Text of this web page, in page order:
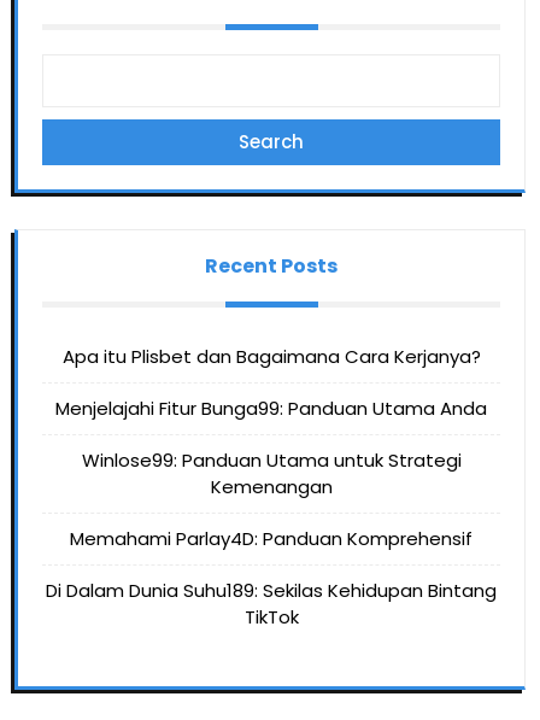
Search
Recent Posts
Apa itu Plisbet dan Bagaimana Cara Kerjanya?
Menjelajahi Fitur Bunga99: Panduan Utama Anda
Winlose99: Panduan Utama untuk Strategi
Kemenangan
Memahami Parlay4D: Panduan Komprehensif
Di Dalam Dunia Suhu189: Sekilas Kehidupan Bintang
TikTok